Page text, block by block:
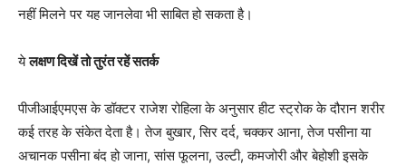
नहीं मिलने पर यह जानलेवा भी साबित हो सकता है।
येलक्षण दिखें तो तुरंत रहें सतर्क
पीजीआईएमएस के डॉक्टर राजेश रोहिला के अनुसार हीट स्ट्रोक के दौरान शरीर
कई तरह के संकेत देता है। तेज बुखार, सिर दर्द, चक्कर आना, तेज पसीना या
अचानक पसीना बंद हो जाना, सांस फूलना, उल्टी, कमजोरी और बेहोशी इसके